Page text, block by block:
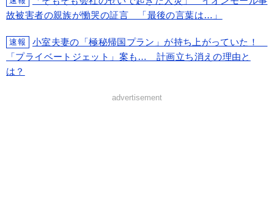
故被害者の親族が慟哭の証言 「最後の言葉は…」
速報
小室夫妻の「極秘帰国プラン」が持ち上がっていた！
「プライベートジェット」案も… 計画立ち消えの理由と
は？
advertisement